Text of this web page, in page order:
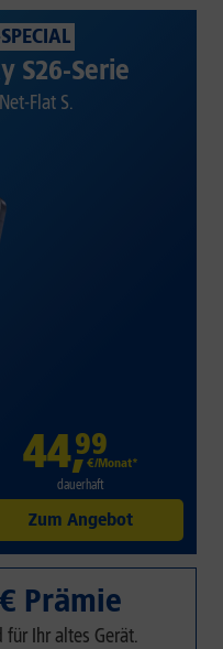
S26-Serie
Flat S.
44,99
€/Monat*
dauerhaft
Zum Angebot
Prämie
für Ihr altes Gerät.